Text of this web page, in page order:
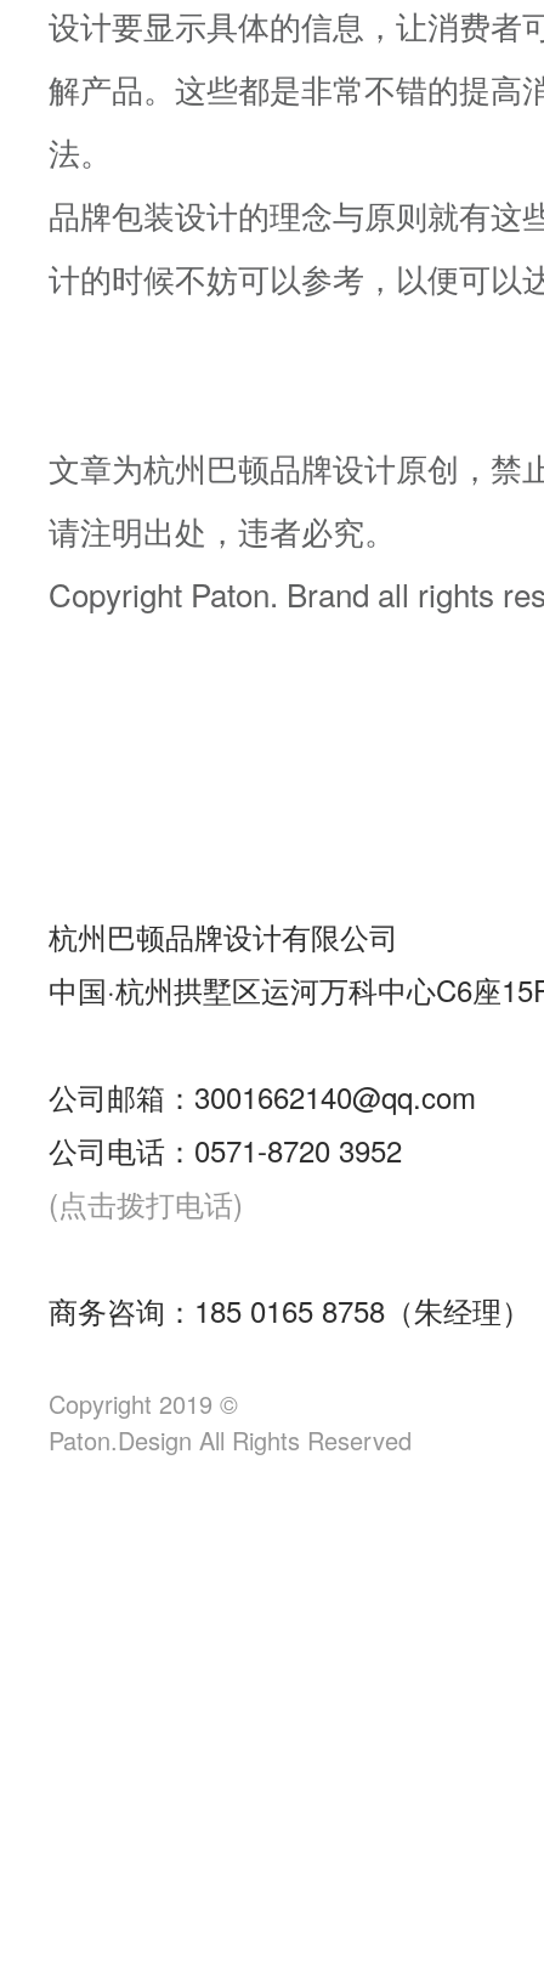
设计要显示具体的信息，让消费者
解产品。这些都是非常不错的提高
法。
品牌包装设计的理念与原则就有这
计的时候不妨可以参考，以便可以
文章为杭州巴顿品牌设计原创，禁
请注明出处，违者必究。
Copyright Paton. Brand all rights
杭州巴顿品牌设计有限公司
中国·杭州拱墅区运河万科中心C6座
公司邮箱：3001662140@qq.com
公司电话：0571-8720 3952
(点击拨打电话)
商务咨询：185 0165 8758（朱经理）
Copyright 2019 ©
Paton.Design All Rights Reserved